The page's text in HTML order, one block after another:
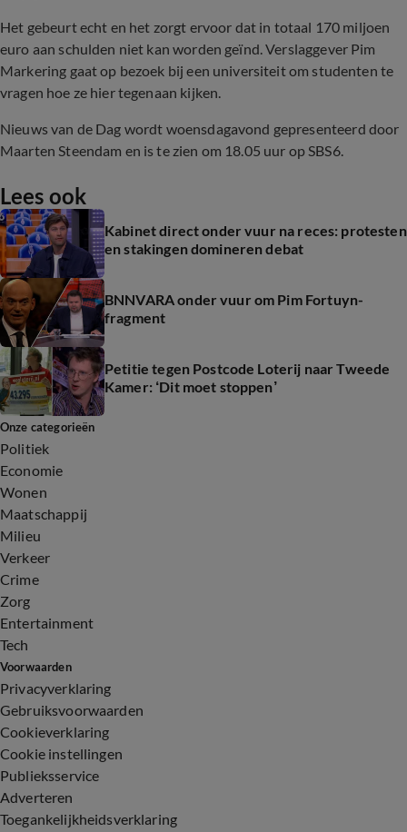
Het gebeurt echt en het zorgt ervoor dat in totaal 170 miljoen
euro aan schulden niet kan worden geïnd. Verslaggever Pim
Markering gaat op bezoek bij een universiteit om studenten te
vragen hoe ze hier tegenaan kijken.
Nieuws van de Dag wordt woensdagavond gepresenteerd door
Maarten Steendam en is te zien om 18.05 uur op SBS6.
Lees ook
Kabinet direct onder vuur na reces: protesten
en stakingen domineren debat
BNNVARA onder vuur om Pim Fortuyn-
fragment
Petitie tegen Postcode Loterij naar Tweede
Kamer: ‘Dit moet stoppen’
Onze categorieën
Politiek
Economie
Wonen
Maatschappij
Milieu
Verkeer
Crime
Zorg
Entertainment
Tech
Voorwaarden
Privacyverklaring
Gebruiksvoorwaarden
Cookieverklaring
Cookie instellingen
Publieksservice
Adverteren
Toegankelijkheidsverklaring